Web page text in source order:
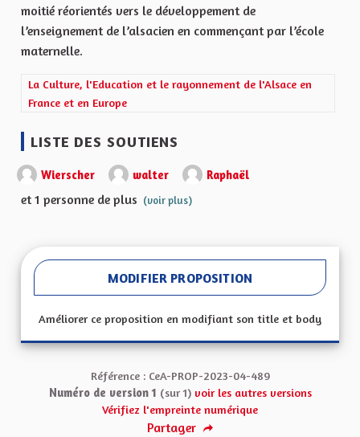
moitié réorientés vers le développement de
l’enseignement de l’alsacien en commençant par l’école
maternelle.
Filtrer les résultats de la catégorie : La Culture, l'Education et le
La Culture, l'Education et le rayonnement de l'Alsace en
France et en Europe
LISTE DES SOUTIENS
Wierscher walter Raphaël
et 1 personne de plus (voir plus)
MODIFIER PROPOSITION
Améliorer ce proposition en modifiant son title et body
Référence : CeA-PROP-2023-04-489
Numéro de version 1 (sur 1) voir les autres versions
Vérifiez l'empreinte numérique
Partager